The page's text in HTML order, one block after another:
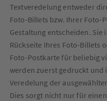
Textveredelung entweder
Foto-Billets bzw. Ihrer Foto-
Gestaltung entscheiden. Sie
Rückseite Ihres Foto-Billets
Foto-Postkarte für beliebig
werden zuerst gedruckt und
Veredelung der
Dies sorgt nicht nur für